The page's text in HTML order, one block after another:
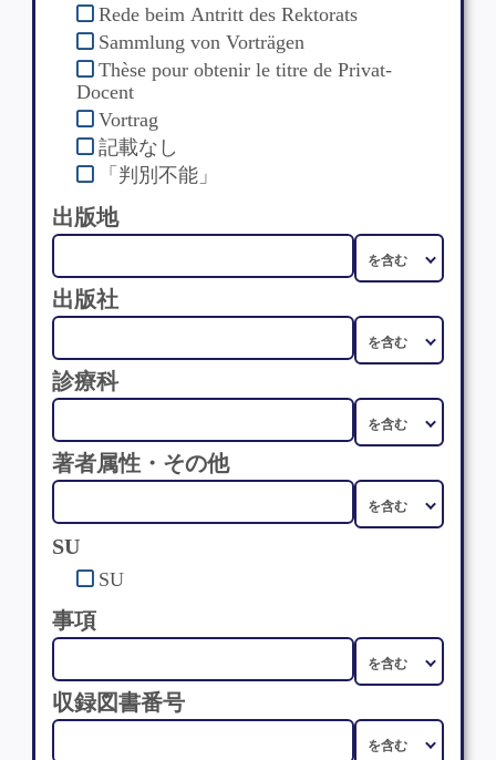
Rede beim Antritt des Rektorats
Sammlung von Vorträgen
Thèse pour obtenir le titre de Privat-
Docent
Vortrag
記載なし
「判別不能」
出版地
出版社
診療科
著者属性・その他
SU
SU
事項
収録図書番号